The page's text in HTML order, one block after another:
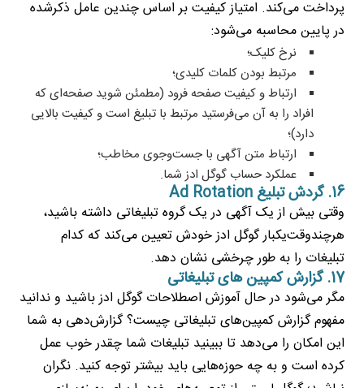
پرداخت می‌کند. امتیاز کیفیت بر اساس چندین عامل ذکرشده
در پایین محاسبه می‌شود:
نرخ کلیک؛
مرتبط بودن کلمات کلیدی؛
ارتباط و کیفیت صفحه فرود (مطمئن شوید صفحه‌ای که
افراد را به آن می‌فرستید مرتبط با تبلیغ است و کیفیت بالایی
دارد)؛
ارتباط متن آگهی با جست‌وجوی مخاطب؛
عملکرد حساب گوگل ادز شما.
16. گردش تبلیغ Ad Rotation
وقتی بیش از یک آگهی در یک گروه تبلیغاتی داشته باشید،
هرچندوقت‌یکبار گوگل ادز خودش تعیین می‌کند که کدام
تبلیغات را به طور چرخشی نشان دهد.
17. گزارش کمپین های تبلیغاتی
مگر می‌شود در حال آموزش اصطلاحات گوگل ادز باشید و ندانید
مفهوم گزارش کمپین‌های تبلیغاتی چیست؟ گزارش‌دهی به شما
این امکان را می‌دهد تا ببینید تبلیغات شما چقدر خوب عمل
کرده است و به چه حوزه‌هایی باید بیشتر توجه کنید. نگران